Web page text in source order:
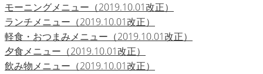
モーニングメニュー（2019.10.01改正）
ランチメニュー（2019.10.01改正）
軽食・おつまみメニュー（2019.10.01改正）
夕食メニュー（2019.10.01改正）
飲み物メニュー（2019.10.01改正）